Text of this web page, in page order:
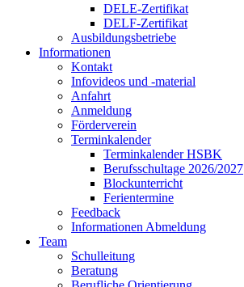
DELE-Zertifikat
DELF-Zertifikat
Ausbildungsbetriebe
Informationen
Kontakt
Infovideos und -material
Anfahrt
Anmeldung
Förderverein
Terminkalender
Terminkalender HSBK
Berufsschultage 2026/2027
Blockunterricht
Ferientermine
Feedback
Informationen Abmeldung
Team
Schulleitung
Beratung